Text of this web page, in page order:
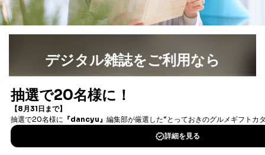
３．個人情報の第三者提供について
ません。ただし、次の場合は除きます。
場合であって、本人の同意を得ることが困難であると
き。
公衆衛生の向上または児童の健全な育成の推進のため
に特に必要がある場合であって、本人の同意を得るこ
国の機関もしくは地方公共団体またはその委託を受け
デジタル雑誌をご利用なら
書籍）が無料で読み放題！
DOWNLOAD FOR IOS